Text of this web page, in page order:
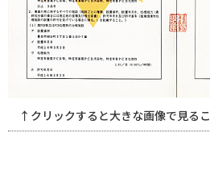
↑クリックすると大きな画像で見るこ